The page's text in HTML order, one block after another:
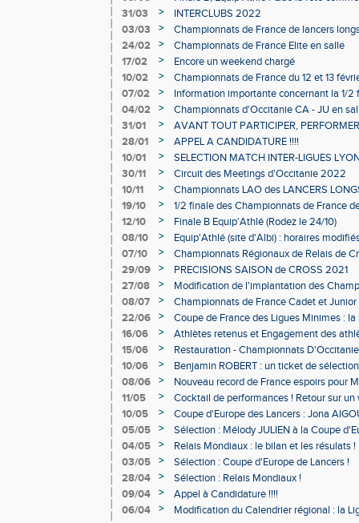
31/03
>
INTERCLUBS 2022
03/03
>
Championnats de France de lancers
24/02
>
Championnats de France Elite en salle
17/02
>
Encore un weekend chargé
10/02
>
Championnats de France du 12 et 13
07/02
>
Information importante concernant la 1/2
Rodez le 20 février 2022
04/02 >
Championnats d'Occitanie CA - JU en
février
31/01 >
AVANT TOUT PARTICIPER,
28/01
>
APPEL A CANDIDATURE !!!!
10/01
>
SELECTION MATCH INTER-LIGUES
30/11
>
Circuit des Meetings d'Occitanie 2022
10/11
>
Championnats LAO des LANCERS
19/10
>
1/2 finale des Championnats de France
31/10/2021)
12/10 >
Finale B Equip'Athlé (Rodez le 24/10)
08/10
>
Equip'Athlé (site d'Albi) : horaires
07/10
>
Championnats Régionaux de Relais de
29/09
>
PRECISIONS SAISON de CROSS 2021
27/08
>
Modification de l'implantation des
- Coupe des Spécialités du 19 Septembre
08/07 >
Championnats de France Cadet et Junior
22/06
>
Coupe de France des Ligues Minimes : la
16/06
>
Athlètes retenus et Engagement des
dimanche 20 juin 2021!!!
15/06 >
Restauration - Championnats
Carcassonne le 19 Juin 2021
10/06 >
Benjamin ROBERT : un ticket de
08/06
>
Nouveau record de France espoirs pour
11/05
>
Cocktail de performances ! Retour sur
10/05
>
Coupe d'Europe des Lancers : Jona
05/05
>
Sélection : Mélody JULIEN à la Coupe
04/05
>
Relais Mondiaux : le bilan et les résulats !
03/05
>
Sélection : Coupe d'Europe de Lancers !
28/04
>
Sélection : Relais Mondiaux !
09/04
>
Appel à Candidature !!!!
06/04
> Modification du Calendrier régional : la